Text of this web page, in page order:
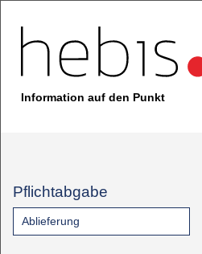
Information auf den Punkt
Pflichtabgabe
Ablieferung